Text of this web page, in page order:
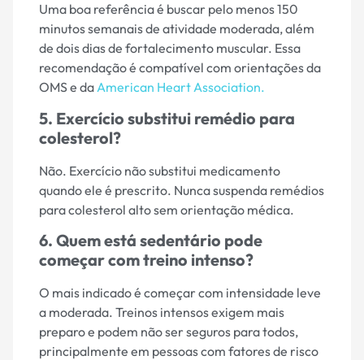
Uma boa referência é buscar pelo menos 150
minutos semanais de atividade moderada, além
de dois dias de fortalecimento muscular. Essa
recomendação é compatível com orientações da
OMS e daAmerican Heart Association.
5. Exercício substitui remédio para
colesterol?
Não. Exercício não substitui medicamento
quando ele é prescrito. Nunca suspenda remédios
para colesterol alto sem orientação médica.
6. Quem está sedentário pode
começar com treino intenso?
O mais indicado é começar com intensidade leve
a moderada. Treinos intensos exigem mais
preparo e podem não ser seguros para todos,
principalmente em pessoas com fatores de risco